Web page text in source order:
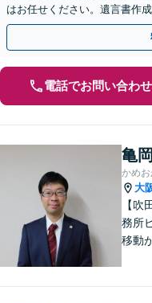
はお任せください。遺言書作
相談無料】負債や土地・建物
電話でお問い合わせ
亀
かめ
大
【吹
務所
移動